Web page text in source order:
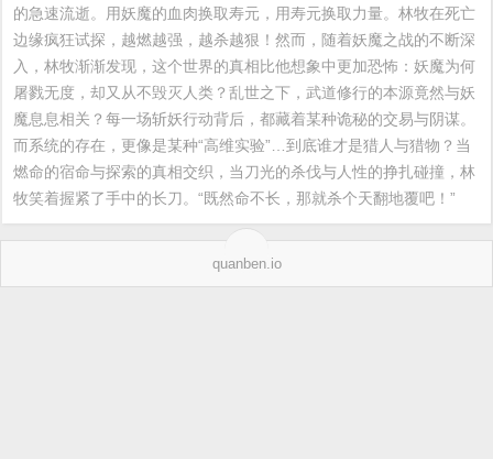
的急速流逝。用妖魔的血肉换取寿元，用寿元换取力量。林牧在死亡
边缘疯狂试探，越燃越强，越杀越狠！然而，随着妖魔之战的不断深
入，林牧渐渐发现，这个世界的真相比他想象中更加恐怖：妖魔为何
屠戮无度，却又从不毁灭人类？乱世之下，武道修行的本源竟然与妖
魔息息相关？每一场斩妖行动背后，都藏着某种诡秘的交易与阴谋。
而系统的存在，更像是某种“高维实验”…到底谁才是猎人与猎物？当
燃命的宿命与探索的真相交织，当刀光的杀伐与人性的挣扎碰撞，林
牧笑着握紧了手中的长刀。“既然命不长，那就杀个天翻地覆吧！”
quanben.io